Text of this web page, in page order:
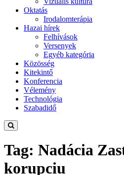
Oktatás
Irodalomterápia
Hazai hírek
Felhívások
Versenyek
Egyéb kategória
Közösség
Kitekintő
Konferencia
Vélemény
Technológia
Szabadidő
Tag: Nadácia
korupciu